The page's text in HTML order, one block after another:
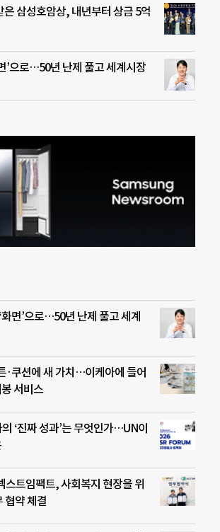
은 삼성호암상, 내년부터 상금 5억
’으로…50년 난제 풀고 세계시장
화면’으로…50년 난제 풀고 세계
·쿠션에 새 가치…이케아에 들어
서비스
‘진짜 성과’는 무엇인가…UN이
스트임팩트, 사회복지 현장을 위
협약 체결